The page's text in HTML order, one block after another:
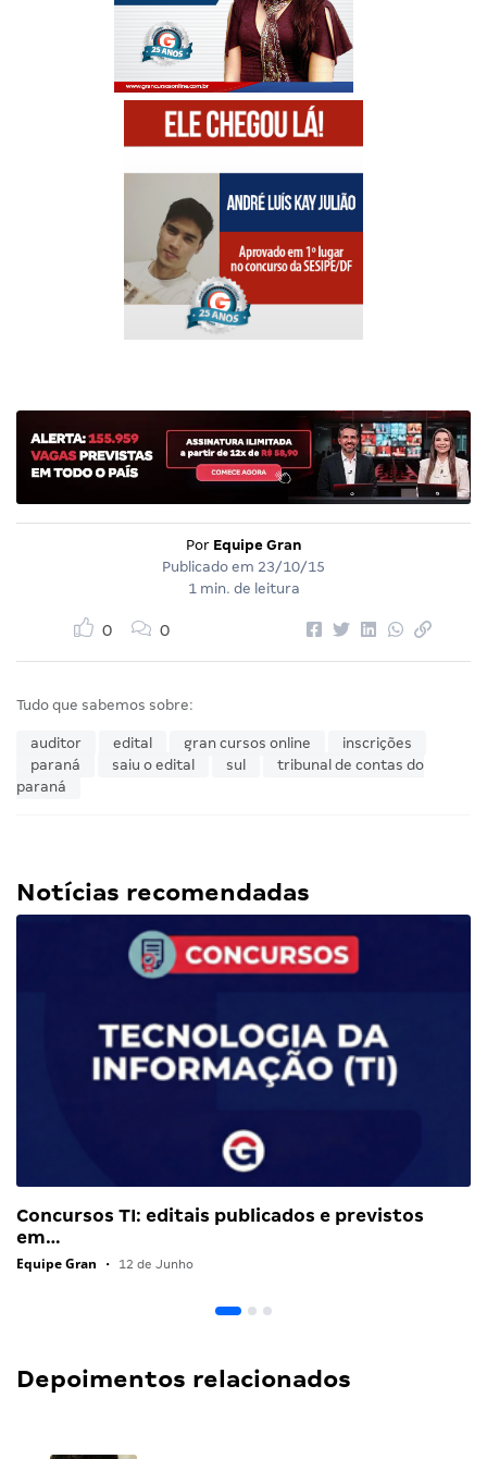
Por Equipe Gran
Publicado em 23/10/15
1 min. de leitura
0 0
Tudo que sabemos sobre:
auditor edital gran cursos online
inscrições
paraná
saiu o edital sul
tribunal de contas do
paraná
Notícias recomendadas
Concursos TI: editais publicados e previstos
em…
Equipe Gran • 12 de Junho
Depoimentos relacionados